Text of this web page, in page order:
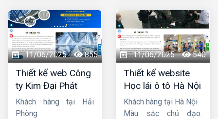
11/06/2025 855
Thiết kế web Công
ty Kim Đại Phát
Khách hàng tại Hải
Phòng
11/06/2025 540
Thiết kế website
Học lái ô tô Hà Nội
Khách hàng tại Hà Nội
Màu sắc chủ đạo: